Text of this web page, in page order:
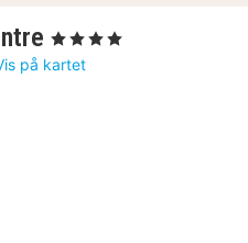
1
natt
, 4 Stjerner
på kartet